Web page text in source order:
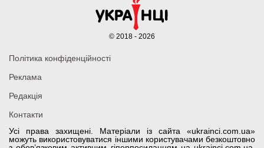
Усі права захищені. Матеріали із сайта «ukrainci.com.ua»
можуть використовуватися іншими користувачами безкоштовно
Політика конфіденційності
Реклама
Редакція
Контакти
© 2018 - 2026